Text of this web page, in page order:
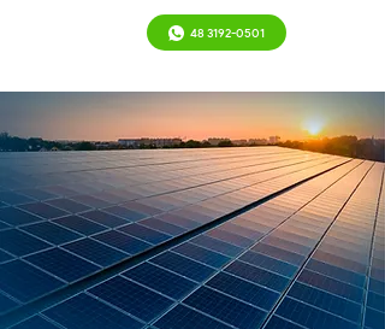
48 3192-0501